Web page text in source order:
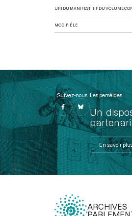
URI DU MANIFEST IIIF DU VOLUME
MODIFIÉ LE
Suivez-nous Les perséides
Un
En savoir
ARCHIVES